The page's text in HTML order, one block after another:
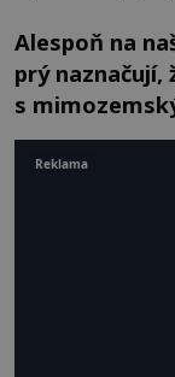
Alespoň na
prý
s
Reklama